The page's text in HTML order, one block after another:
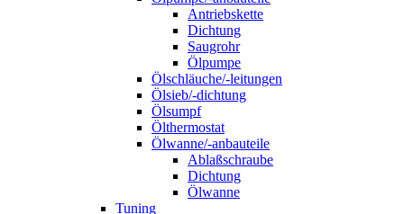
Antriebskette
Dichtung
Saugrohr
Ölpumpe
Ölschläuche/-leitungen
Ölsieb/-dichtung
Ölsumpf
Ölthermostat
Ölwanne/-anbauteile
Ablaßschraube
Dichtung
Ölwanne
Tuning